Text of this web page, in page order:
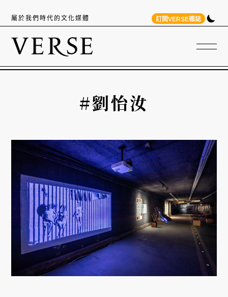
屬於我們時代的文化媒體 訂閱VERSE雜誌
#劉怡汝